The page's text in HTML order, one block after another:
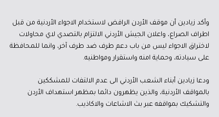
وأكد زيادين أن موقف الأردن الرافض لاستخدام الاجواء الأردنية من قبل
اطراف الصراع، واعلان الجيش الأردني الالتزام بالتصدي لاي محاولات
لاختراق الاجواء ليس من باب دعم طرف ضد طرف آخر، وانما للمحافظة
على سيادته، وحماية امنه واستقرار ومواطنيه.
ودعا زيادين أبناء الشعب الأردني الى عدم الالتفات للمشككين
بالمواقف الأردنية، والذين يظهرون دائما بمظهر استهداف الأردن
والتشكيك بمواقفه عبر بث الاشاعات والاكاذيب.